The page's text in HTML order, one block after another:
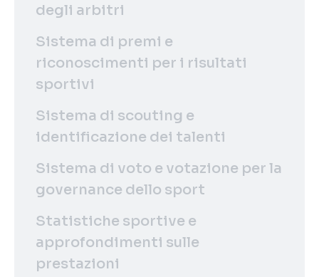
degli arbitri
Sistema di premi e
riconoscimenti per i risultati
sportivi
Sistema di scouting e
identificazione dei talenti
Sistema di voto e votazione per la
governance dello sport
Statistiche sportive e
approfondimenti sulle
prestazioni